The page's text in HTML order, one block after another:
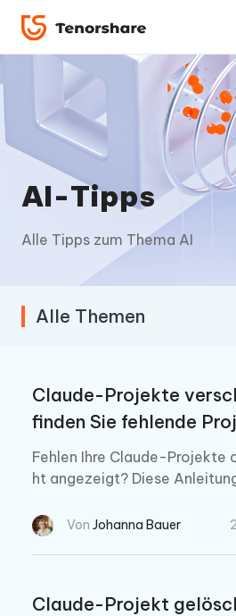
ReiBoot
for iOS
PDNob
Neu
iAnyGo
AI-Tipps
Alle Tipps zum Thema AI
Alle Themen
Claude-Projekte
finden Sie fehlende
Fehlen Ihre Claude-Projekte
ht angezeigt? Diese
derfinden, Anzeigeprobleme
Von Johanna Bauer
Claude-Projekt